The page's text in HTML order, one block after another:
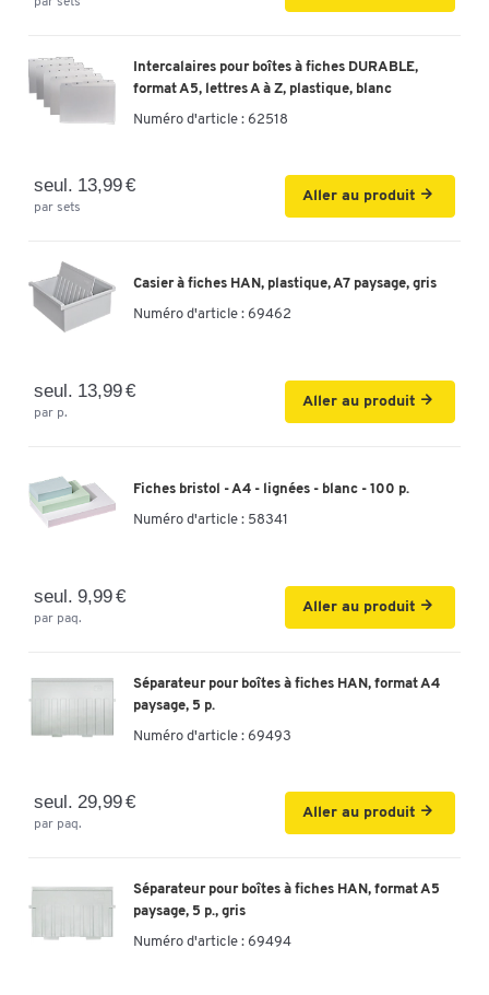
Intercalaires pour boîtes à fiches DURABLE,
format A5, lettres A à Z, plastique, blanc
Numéro d'article : 62518
seul. 13,99 €
par sets
Aller au produit
Casier à fiches HAN, plastique, A7 paysage, gris
Numéro d'article : 69462
seul. 13,99 €
par p.
Aller au produit
Fiches bristol - A4 - lignées - blanc - 100 p.
Numéro d'article : 58341
seul. 9,99 €
par paq.
Aller au produit
Séparateur pour boîtes à fiches HAN, format A4
paysage, 5 p.
Numéro d'article : 69493
seul. 29,99 €
par paq.
Aller au produit
Séparateur pour boîtes à fiches HAN, format A5
paysage, 5 p., gris
Numéro d'article : 69494